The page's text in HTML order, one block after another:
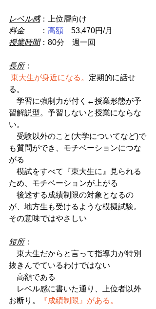
レベル感：上位層向け
料金 ： 高額 53,470円/月
授業時間：80分　週一回
長所：
東大生が身近になる。 定期的に話せ
る。
学習に強制力が付く←授業形態が予
習解説型。予習しないと授業にならな
い。
受験以外のこと(大学についてなど)で
も質問ができ、モチベーションにつな
がる
模試をすべて『東大生に』見られる
ため、モチベーションが上がる
後述する成績制限の対象となるの
が、地方生も受けるような模擬試験。
その意味ではやさしい
短所：
東大生だからと言って指導力が特別
抜きんでているわけではない
高額である
レベル感に書いた通り、上位者以外
お断り。
『成績制限』がある。